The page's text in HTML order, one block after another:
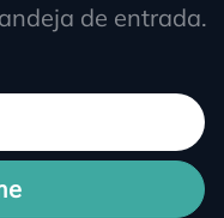
de entrada.